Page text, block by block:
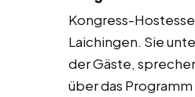
Kongress-
Laichingen. Sie
der Gäste,
über das